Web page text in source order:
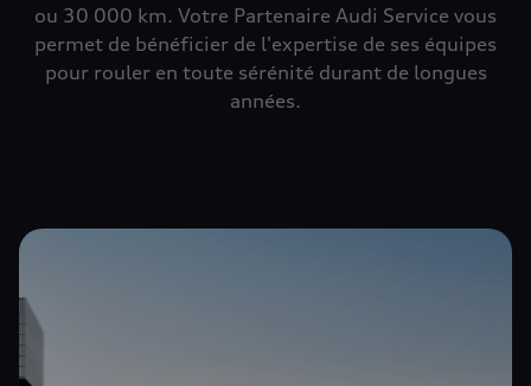
ou 30 000 km. Votre Partenaire Audi Service vous
permet de bénéficier de l'expertise de ses équipes
pour rouler en toute sérénité durant de longues
années.